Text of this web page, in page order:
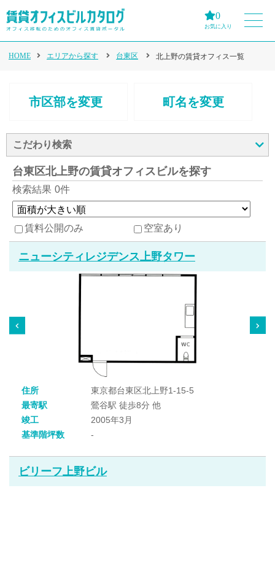
0
お気に入り
HOME エリアから探す 台東区 北上野の賃貸オフィス一覧
市区部を変更 町名を変更
こだわり検索
台東区北上野の賃貸オフィスビルを探す
検索結果 0件
賃料公開のみ 空室あり
ニューシティレジデンス上野タワー
住所
東京都台東区北上野1-15-5
最寄駅
鶯谷駅 徒歩8分 他
竣工
2005年3月
基準階坪数
-
ビリーフ上野ビル